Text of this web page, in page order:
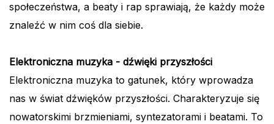
społeczeństwa, a beaty i rap sprawiają, że każdy może
znaleźć w nim coś dla siebie.
Elektroniczna muzyka - dźwięki przyszłości
Elektroniczna muzyka to gatunek, który wprowadza
nas w świat dźwięków przyszłości. Charakteryzuje się
nowatorskimi brzmieniami, syntezatorami i beatami. To